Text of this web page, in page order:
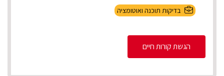
בדיקות תוכנה ואוטומציה
הגשת קורות חיים